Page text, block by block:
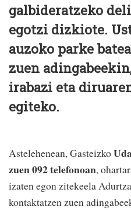
galbideratzeko
egotzi dizkiote.
auzoko parke
zuen
irabazi eta
egiteko.
Astelehenean, Gasteizko
zuen 092 telefonoan,
izaten egon zitekeela
kontaktatzen zuen